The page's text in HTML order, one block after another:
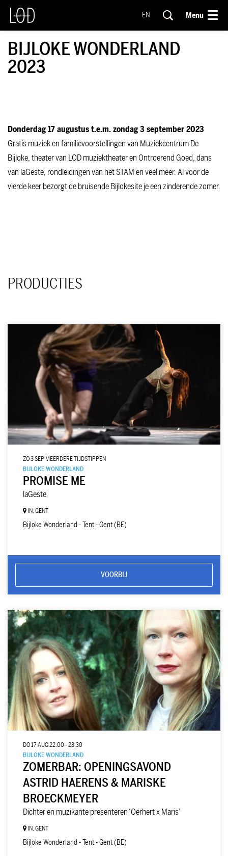
EN Menu
BIJLOKE WONDERLAND
2023
Donderdag 17 augustus t.e.m. zondag 3 september 2023
Gratis muziek en familievoorstellingen van Muziekcentrum De
Bijloke, theater van LOD muziektheater en Ontroerend Goed, dans
van laGeste, rondleidingen van het STAM en veel meer. Al voor de
vierde keer bezorgt de bruisende Bijlokesite je een zinderende zomer.
PRODUCTIES
PROMISE ME
laGeste
BIJLOKE WONDERLAND
ZO 3 SEP MEERDERE TIJDSTIPPEN
IN, GENT
Bijloke Wonderland - Tent - Gent (BE)
VOORBIJ
ZOMERBAR: OPENINGSAVOND
ASTRID HAERENS & MARISKE
BROECKMEYER
Dichter en muzikante presenteren ‘Oerhert x Maris’
BIJLOKE WONDERLAND
DO 17 AUG22:00 - 23:30
IN, GENT
Bijloke Wonderland - Tent - Gent (BE)